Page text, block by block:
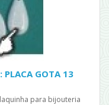
PLACA GOTA 13
para bijouteria